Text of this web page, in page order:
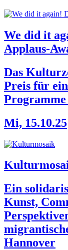
We did it
Applaus-
Das
Preis für
Programme
Mi, 15.10.25
Ein
Kunst,
Hannover